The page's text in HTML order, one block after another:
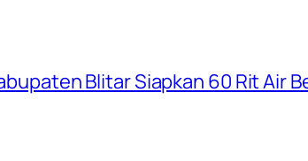
Blitar Siapkan 60 Rit Air